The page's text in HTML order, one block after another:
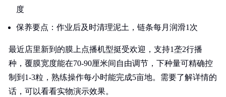
度
保养要点：作业后及时清理泥土，链条每月润滑1次
最近店里新到的膜上点播机型挺受欢迎，支持1垄2行播
种，覆膜宽度能在70-90厘米间自由调节，下种量可精确控
制到1-3粒，熟练操作每小时能完成5亩地。需要了解详情的
话，可以看看实物演示效果。